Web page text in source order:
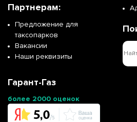
Партнерам:
Предложение для
таксопарков
Вакансии
Наши реквизиты
Гарант-Газ
более 2000 оценок